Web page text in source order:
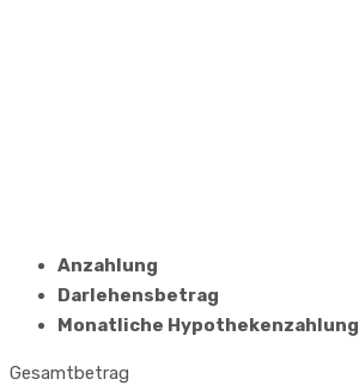
Anzahlung
Darlehensbetrag
Monatliche Hypothekenzahlung
Gesamtbetrag